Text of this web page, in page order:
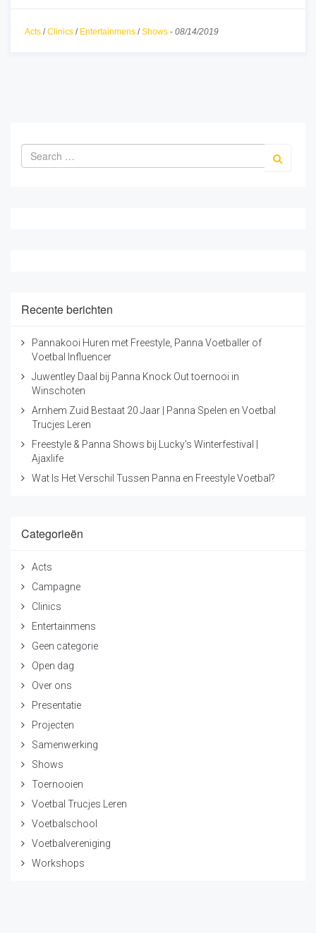
Acts /Clinics / Entertainmens /Shows - 08/14/2019
Recente berichten
Pannakooi Huren met Freestyle, Panna Voetballer of
Voetbal Influencer
Juwentley Daal bij Panna Knock Out toernooi in
Winschoten
Arnhem Zuid Bestaat 20 Jaar | Panna Spelen en Voetbal
Trucjes Leren
Freestyle & Panna Shows bij Lucky's Winterfestival |
Ajaxlife
Wat Is Het Verschil Tussen Panna en Freestyle Voetbal?
Categorieën
Acts
Campagne
Clinics
Entertainmens
Geen categorie
Open dag
Over ons
Presentatie
Projecten
Samenwerking
Shows
Toernooien
Voetbal Trucjes Leren
Voetbalschool
Voetbalvereniging
Workshops